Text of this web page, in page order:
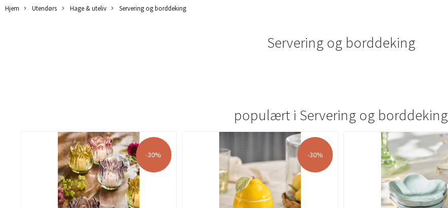
Hjem Utendørs Hage & uteliv Servering og borddeking
Servering og borddeking
populært i Servering og borddeking
-30% -30%